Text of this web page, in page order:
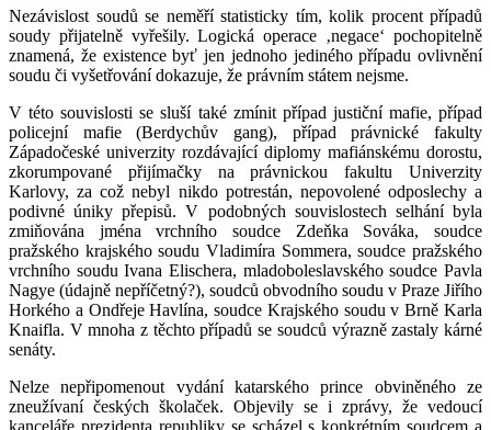
Nezávislost soudů se neměří statisticky tím, kolik procent případů
soudy přijatelně vyřešily. Logická operace ‚negace‘ pochopitelně
znamená, že existence byť jen jednoho jediného případu ovlivnění
soudu či vyšetřování dokazuje, že právním státem nejsme.
V této souvislosti se sluší také zmínit případ justiční mafie, případ
policejní mafie (Berdychův gang), případ právnické fakulty
Západočeské univerzity rozdávající diplomy mafiánskému dorostu,
zkorumpované přijímačky na právnickou fakultu Univerzity
Karlovy, za což nebyl nikdo potrestán, nepovolené odposlechy a
podivné úniky přepisů. V podobných souvislostech selhání byla
zmiňována jména vrchního soudce Zdeňka Sováka, soudce
pražského krajského soudu Vladimíra Sommera, soudce pražského
vrchního soudu Ivana Elischera, mladoboleslavského soudce Pavla
Nagye (údajně nepříčetný?), soudců obvodního soudu v Praze Jiřího
Horkého a Ondřeje Havlína, soudce Krajského soudu v Brně Karla
Knaifla. V mnoha z těchto případů se soudců výrazně zastaly kárné
senáty.
Nelze nepřipomenout vydání katarského prince obviněného ze
zneužívaní českých školaček. Objevily se i zprávy, že vedoucí
kanceláře prezidenta republiky se scházel s konkrétním soudcem a